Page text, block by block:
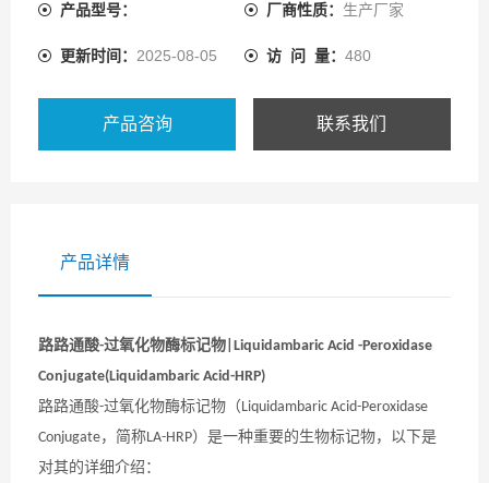
产品型号： 厂商性质： 生产厂家
更新时间： 2025-08-05 访 问 量： 480
产品咨询 联系我们
产品详情
路路通酸-过氧化物酶标记物 Liquidambaric Acid -Peroxidase
Conjugate(Liquidambaric Acid-HRP)
路路通酸-过氧化物酶标记物（Liquidambaric Acid-Peroxidase
Conjugate，简称LA-HRP）是一种重要的生物标记物，以下是
对其的详细介绍：